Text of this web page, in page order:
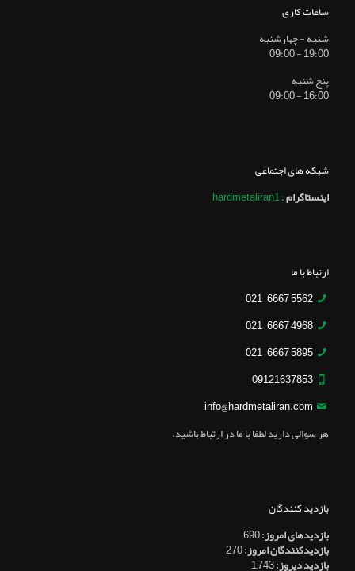
ساعات کاری
شنبه - چهارشنبه
19:00 - 09:00
پنج شنبه
16:00 - 09:00
شبکه های اجتماعی
اینستاگرام:
hardmetaliran1
ارتباط با ما
5562 6667 – 021
4968 6667 – 021
5895 6667 – 021
09121637853
info@hardmetaliran.com
هر سوالی دارید لطفا با ما در ارتباط باشید.
بازدید کنندگان
بازدیدهای امروز:690
بازدیدکنندگان امروز:270
بازدید دیروز:1,743